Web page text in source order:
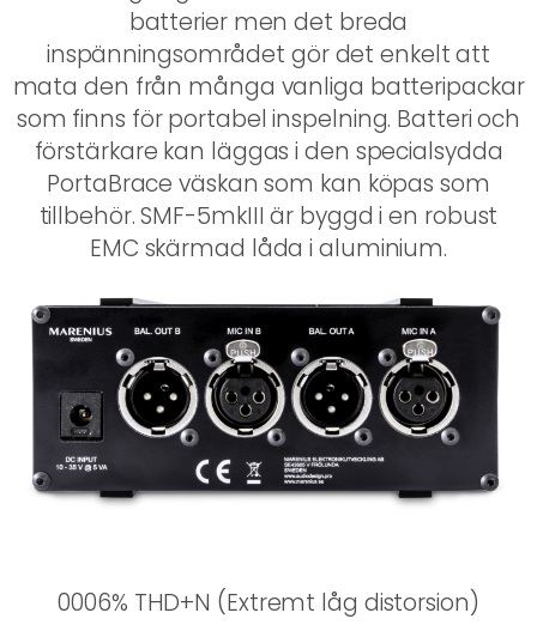
batterier men det breda
inspänningsområdet gör det enkelt att
mata den från många vanliga batteripackar
som finns för portabel inspelning. Batteri och
förstärkare kan läggas i den specialsydda
PortaBrace väskan som kan köpas som
tillbehör. SMF-5mkIII är byggd i en robust
EMC skärmad låda i aluminium.
0006% THD+N (Extremt låg distorsion)